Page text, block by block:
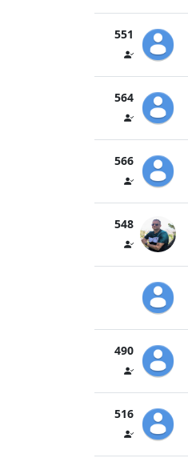
551
564
566
548
490
516